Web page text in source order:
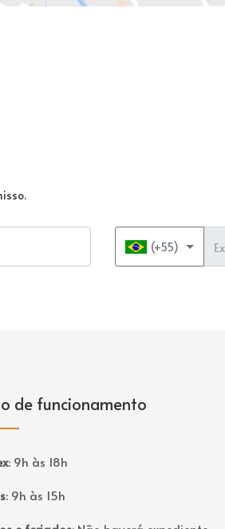
(+55)
de funcionamento
: 9h às 18h
: 9h às 15h